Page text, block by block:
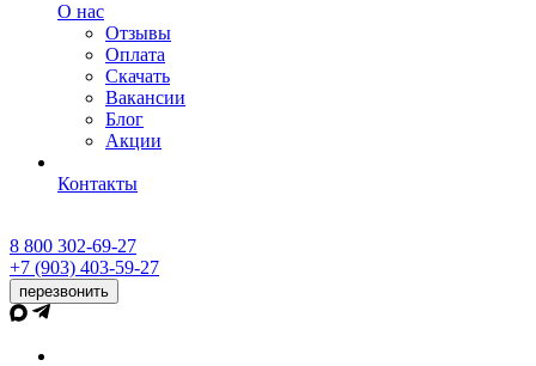
О нас
Отзывы
Оплата
Скачать
Вакансии
Блог
Акции
Контакты
8 800 302-69-27
+7 (903) 403-59-27
перезвонить